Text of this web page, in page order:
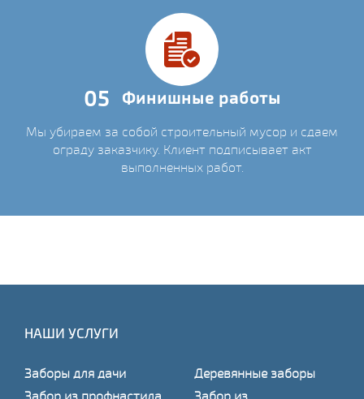
05 Финишные работы
Мы убираем за собой строительный мусор и сдаем
ограду заказчику. Клиент подписывает акт
выполненных работ.
НАШИ УСЛУГИ
Заборы для дачи
Деревянные заборы